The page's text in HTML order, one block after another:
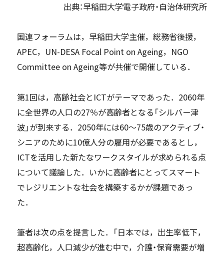
出典：早稲田大学電子政府・自治体研究所
国連フォーラムは，早稲田大学主催，総務省後援，
APEC，UN-DESA Focal Point on Ageing，NGO
Committee on Ageing等が共催で開催している．
第1回は，高齢社会とICTがテーマであった．2060年
に全世界の人口の27％が高齢者となる「シルバー津
波」が到来する．2050年には60～75歳のアクティブ・
シニアのために10億人分の雇用が必要であるとし，
ICTを活用した新たなワークスタイルが求められる点
について議論した．いかに高齢者にとってスマート
でレジリエントな社会を構築するかが課題であっ
た．
筆者は次の点を提言した．「日本では，出生率低下，
超高齢化，人口減少が進む中で，介護・保育需要が増